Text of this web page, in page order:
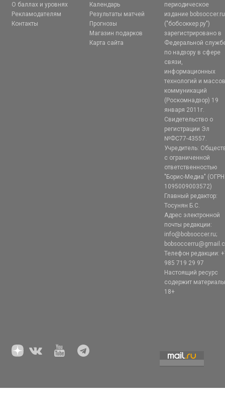
О баллах и уровнях
Рекламодателям
Контакты
Календарь
Результаты матчей
Прогнозы
Магазин подарков
Карта сайта
периодическое
издание bobsoccer.ru
("бобсоккер.ру")
зарегистрировано в
Федеральной
по надзору в сфере
связи,
информационных
технологий и
коммуникаций
(Роскомнадзор) 19
января 2011г.
Свидетельство о
регистрации Эл
№ФС77-43557.
Учредитель:
с ограниченной
ответственностью
"Борис-Медиа" (ОГРН
1095009003572)
Главный редактор:
Тосунян Б.С.
Адрес электронной
почты редакции:
info@bobsoccer.ru;
Телефон редакции:
985 719 29 97
Настоящий ресурс
содержит
18+